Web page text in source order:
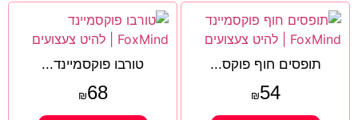
תופסים חוף פוקס...
₪54
טורבו פוקסמיינד...
₪68